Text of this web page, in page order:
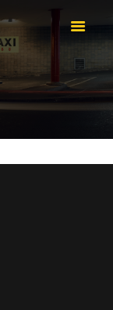
타 택시
가